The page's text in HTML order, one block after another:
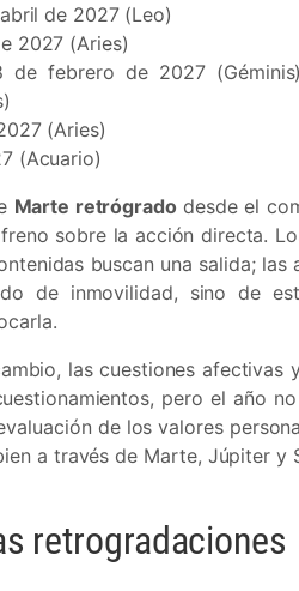
de 2027 (Leo)
2027 (Aries)
febrero de 2027
(Aries)
(Acuario)
Marte retrógradodesde el
sobre la acción directa.
buscan una salida; las
de inmovilidad, sino de
las cuestiones afectivas
pero el año
de los valores
a través de Marte, Júpiter y
retrogradaciones